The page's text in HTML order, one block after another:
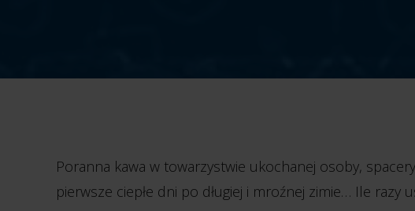
Poranna kawa w towarzystwie ukochanej osoby,
pierwsze ciepłe dni po długiej i mroźnej zimie… Ile razy